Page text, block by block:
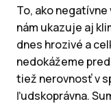
To, ako
nám ukazuje aj
dnes hrozivé a
nedokážeme
tiež nerovnosť v
ľudskoprávna.